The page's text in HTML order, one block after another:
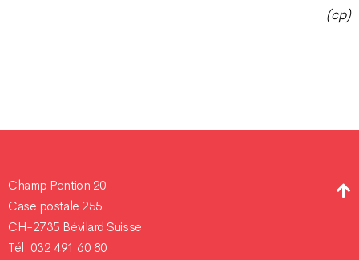
(cp)
Champ Pention 20
Case postale 255
CH-2735 Bévilard Suisse
Tél. 032 491 60 80